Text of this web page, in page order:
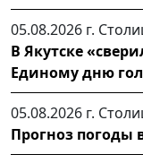
05.08.2026 г.
В Якутске
Единому дню
05.08.2026 г.
Прогноз погоды